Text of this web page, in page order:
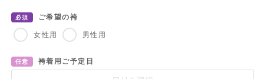
必須 ご希望の袴
女性用 男性用
任意 袴着用ご予定日